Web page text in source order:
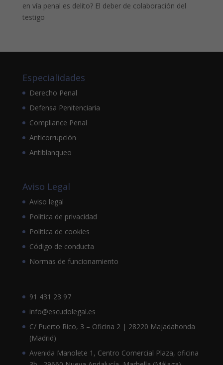
en vía penal es delito? El deber de colaboración del
testigo
Especialidades
Derecho Penal
Defensa Penitenciaria
Compliance Penal
Anticorrupción
Antiblanqueo
Aviso Legal
Aviso legal
Política de privacidad
Política de cookies
Código de conducta
Normas de funcionamiento
91 431 23 97
info@escudolegal.es
C/ Puerto Rico, 3 – Oficina 2 | 28220 Majadahonda
(Madrid)
Avenida Manolete 1, Centro Comercial Plaza, oficina